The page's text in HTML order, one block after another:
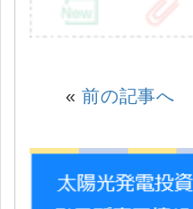
«前の記事へ